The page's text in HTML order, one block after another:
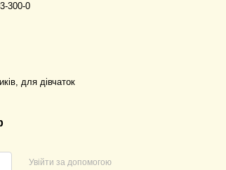
300-0
для дівчаток
Увійти за допомогою